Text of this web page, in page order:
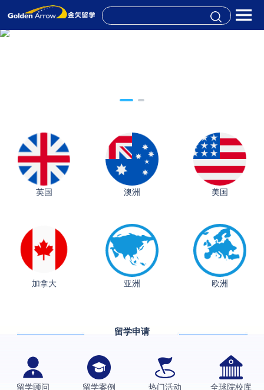
英国 澳洲 美国
加拿大 亚洲 欧洲
留学申请
留学顾问 留学案例 热门活动 全球院校库
格拉斯哥大学国际商务硕士录取案例
伯明翰大学数字媒体与创意产业硕士录取案例